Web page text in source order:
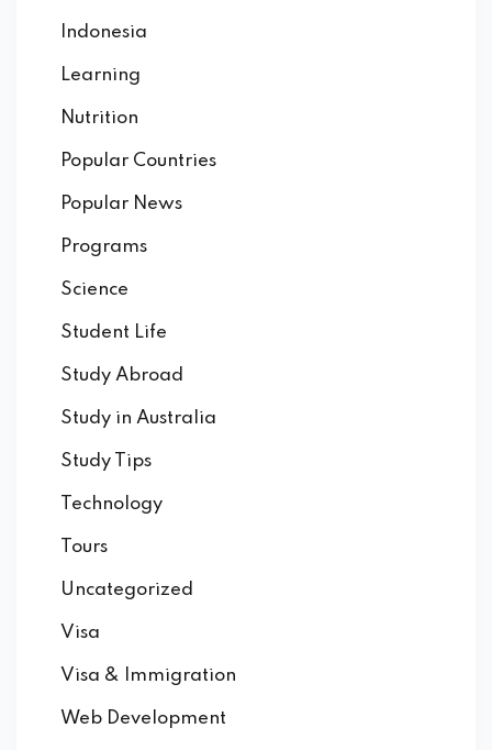
Indonesia
Learning
Nutrition
Popular Countries
Popular News
Programs
Science
Student Life
Study Abroad
Study in Australia
Study Tips
Technology
Tours
Uncategorized
Visa
Visa & Immigration
Web Development